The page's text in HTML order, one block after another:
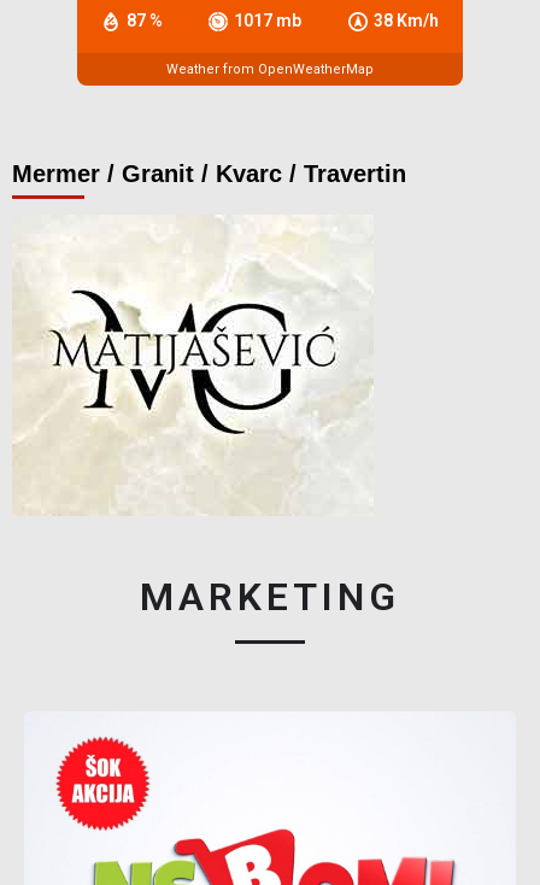
87 % 1017 mb 38 Km/h
Weather from OpenWeatherMap
Mermer / Granit / Kvarc / Travertin
MARKETING